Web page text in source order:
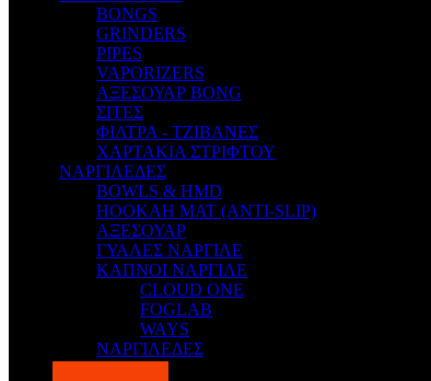
BONGS
GRINDERS
PIPES
VAPORIZERS
ΑΞΕΣΟΥΑΡ BONG
ΣΙΤΕΣ
ΦΙΛΤΡΑ - ΤΖΙΒΑΝΕΣ
ΧΑΡΤΑΚΙΑ ΣΤΡΙΦΤΟΥ
ΝΑΡΓΙΛΕΔΕΣ
BOWLS & HMD
HOOKAH MAT (ANTI-SLIP)
ΑΞΕΣΟΥΑΡ
ΓΥΑΛΕΣ ΝΑΡΓΙΛΕ
ΚΑΠΝΟΙ ΝΑΡΓΙΛΕ
CLOUD ONE
FOGLAB
WAYS
ΝΑΡΓΙΛΕΔΕΣ